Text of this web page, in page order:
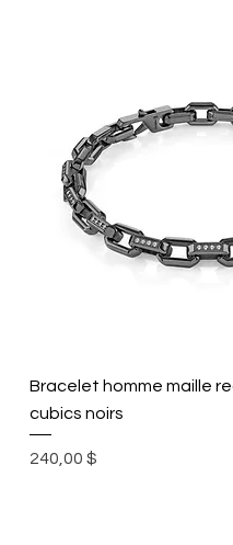
Bracelet homme maille
cubics noirs
Prix
240,00 $